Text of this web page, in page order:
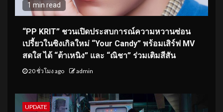
1 min read
“PP KRIT” ชวนเปิดประสบการณ์ความหวานซ่อน
เปรี้ยวในซิงเกิลใหม่ “Your Candy” พร้อมเสิร์ฟ MV
สดใส ได้ “ต้าเหนิง” และ “ณิชา” ร่วมเติมสีสัน
20 ชั่วโมง ago admin
UPDATE